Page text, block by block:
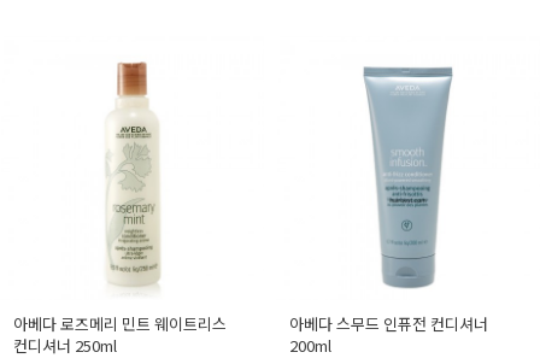
아베다 로즈메리 민트 웨이트리스
컨디셔너 250ml
아베다 스무드 인퓨전 컨디셔너
200ml